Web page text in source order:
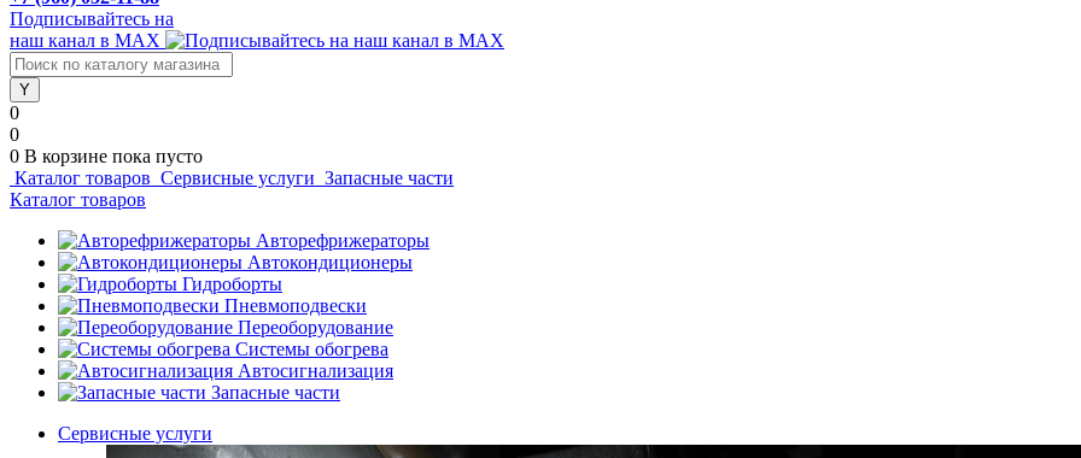
Подписывайтесь на
наш канал в MAX
0
0
0 В корзине пока пусто
Каталог товаров Сервисные услуги Запасные части
Каталог товаров
Авторефрижераторы
Автокондиционеры
Гидроборты
Пневмоподвески
Переоборудование
Системы обогрева
Автосигнализация
Запасные части
Сервисные услуги